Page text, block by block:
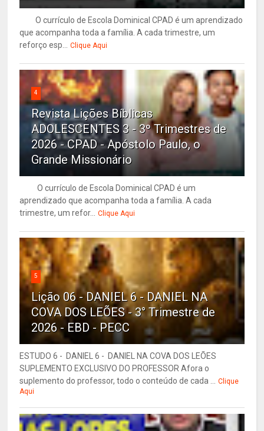
O currículo de Escola Dominical CPAD é um aprendizado
que acompanha toda a família. A cada trimestre, um
reforço esp... Clique Aqui
4
Revista Lições Bíblicas
ADOLESCENTES 3 - 3º Trimestres de
2026 - CPAD - Apóstolo Paulo, o
Grande Missionário
O currículo de Escola Dominical CPAD é um
aprendizado que acompanha toda a família. A cada
trimestre, um refor... Clique Aqui
5
Lição 06 - DANIEL 6 - DANIEL NA
COVA DOS LEÕES - 3° Trimestre de
2026 - EBD - PECC
ESTUDO 6 - DANIEL 6 - DANIEL NA COVA DOS LEÕES
SUPLEMENTO EXCLUSIVO DO PROFESSOR Afora o
suplemento do professor, todo o conteúdo de cada ... Clique
Aqui